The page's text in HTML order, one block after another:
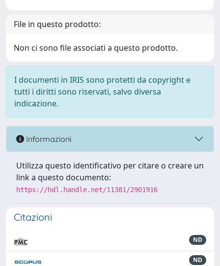
File in questo prodotto:
Non ci sono file associati a questo prodotto.
I documenti in IRIS sono protetti da copyright e
tutti i diritti sono riservati, salvo diversa
indicazione.
Informazioni
Utilizza questo identificativo per citare o creare un
link a questo documento:
https://hdl.handle.net/11381/2901916
Citazioni
ND
ND